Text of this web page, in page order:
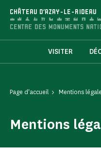
CHÂTEAU D'AZAY-LE-RIDEAU
VISITER
Page d'accueil Mentions
Mentions